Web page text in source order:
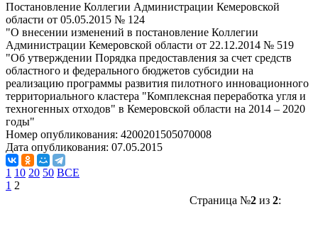
Постановление Коллегии Администрации Кемеровской
области от 05.05.2015 № 124
"О внесении изменений в постановление Коллегии
Администрации Кемеровской области от 22.12.2014 № 519
"Об утверждении Порядка предоставления за счет средств
областного и федерального бюджетов субсидии на
реализацию программы развития пилотного инновационного
территориального кластера "Комплексная переработка угля и
техногенных отходов" в Кемеровской области на 2014 – 2020
годы"
Номер опубликования: 4200201505070008
Дата опубликования: 07.05.2015
1 10 20 50 ВСЕ
1 2
Страница №2из 2: